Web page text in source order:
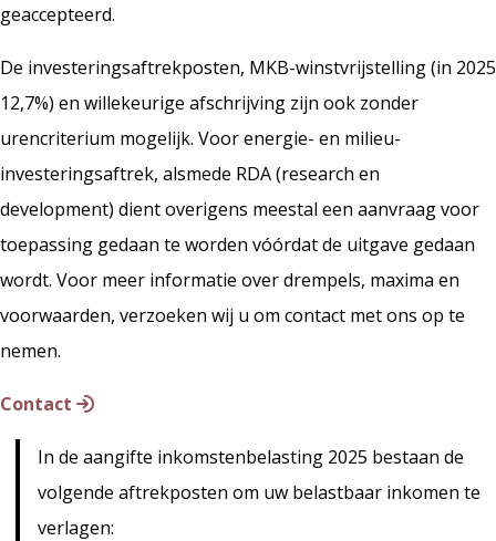
geaccepteerd.
De investeringsaftrekposten, MKB-winstvrijstelling (in 2025
12,7%) en willekeurige afschrijving zijn ook zonder
urencriterium mogelijk. Voor energie- en milieu-
investeringsaftrek, alsmede RDA (research en
development) dient overigens meestal een aanvraag voor
toepassing gedaan te worden vóórdat de uitgave gedaan
wordt. Voor meer informatie over drempels, maxima en
voorwaarden, verzoeken wij u om contact met ons op te
nemen.
Contact
In de aangifte inkomstenbelasting 2025 bestaan de
volgende aftrekposten om uw belastbaar inkomen te
verlagen: